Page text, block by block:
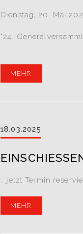
Dienstag, 20. Mai
"24.
MEHR
18.03.2025
...jetzt Termin
MEHR